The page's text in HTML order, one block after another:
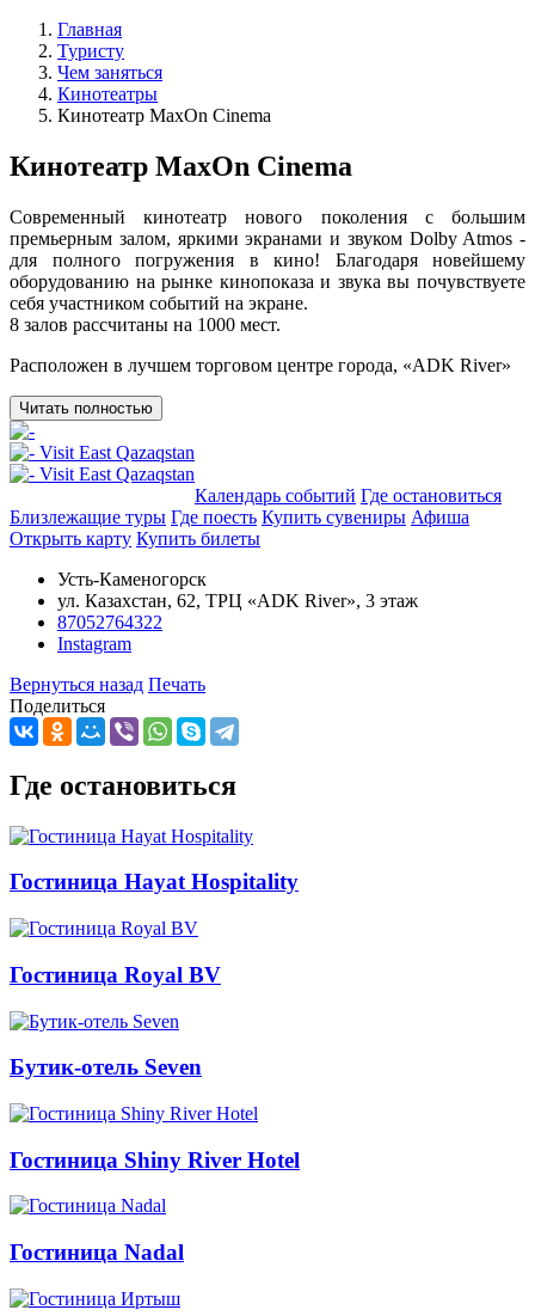
Главная
Туристу
Чем заняться
Кинотеатры
Кинотеатр MaxOn Cinema
Кинотеатр MaxOn Cinema
Cовременный кинотеатр нового поколения с большим
премьерным залом, яркими экранами и звуком Dolby Atmos -
для полного погружения в кино! Благодаря новейшему
оборудованию на рынке кинопоказа и звука вы почувствуете
себя участником событий на экране.
8 залов рассчитаны на 1000 мест.
Расположен в лучшем торговом центре города, «ADK River»
Читать полностью
Календарь событий Где остановиться
Близлежащие туры Где поесть Купить сувениры Афиша
Открыть карту Купить билеты
Усть-Каменогорск
ул. Казахстан, 62, ТРЦ «ADK River», 3 этаж
87052764322
Instagram
Вернуться назад Печать
Поделиться
Где остановиться
Гостиница Hayat Hospitality
Гостиница Royal BV
Бутик-отель Seven
Гостиница Shiny River Hotel
Гостиница Nadal